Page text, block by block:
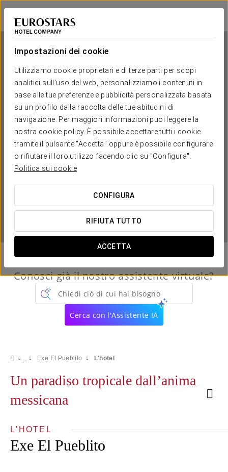
Impostazioni dei cookie
Utilizziamo cookie proprietari e di terze parti per scopi
analitici sull'uso del web, personalizziamo i contenuti in
base alle tue preferenze e pubblicità personalizzata basata
su un profilo dalla raccolta delle tue abitudini di
navigazione. Per maggiori informazioni puoi leggere la
nostra cookie policy. È possibile accettare tutti i cookie
tramite il pulsante "Accetta" oppure è possibile configurare
o rifiutare il loro utilizzo facendo clic su "Configura".
Politica sui cookie
CONFIGURA
RIFIUTA TUTTO
ACCETTA
Exe El Pueblito
ISOLA DI HOLBOX
Exe El Pueblito
ISOLA DI HOLBOX
QUANDO VUOI ANDARE?
Conosci già il nostro assistente virtuale?
Chiedi ciò di cui hai bisogno
Cerca con l'Assistente IA
Exe El Pueblito L'hotel
Un paradiso tropicale dall’anima
messicana
L'HOTEL
Exe El Pueblito